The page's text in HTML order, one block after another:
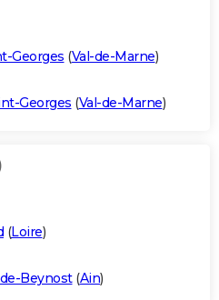
Georges (Val-de-Marne)
Georges (Val-de-Marne)
(Loire)
Beynost(Ain)